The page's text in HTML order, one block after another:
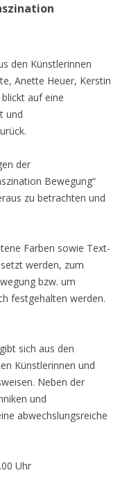
den Künstlerinnen
Anette Heuer, Kerstin
auf eine
und
der
Bewegung“
zu betrachten und
Farben sowie Text-
werden, zum
bzw. um
festgehalten werden.
sich aus den
Künstlerinnen und
Neben der
und
abwechslungsreiche
Uhr